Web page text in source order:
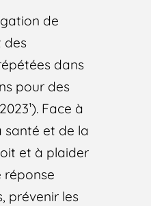
de
des
dans
pour des
Face à
santé et de la
et à plaider
réponse
prévenir les